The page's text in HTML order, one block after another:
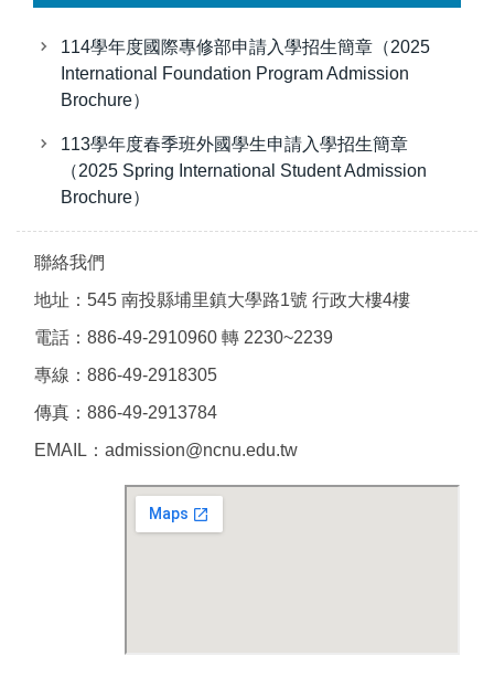
114學年度國際專修部申請入學招生簡章（2025
International Foundation Program Admission
Brochure）
113學年度春季班外國學生申請入學招生簡章
（2025 Spring International Student Admission
Brochure）
聯絡我們
地址：545 南投縣埔里鎮大學路1號 行政大樓4樓
電話：886-49-2910960 轉 2230~2239
專線：886-49-2918305
傳真：886-49-2913784
EMAIL：admission@ncnu.edu.tw